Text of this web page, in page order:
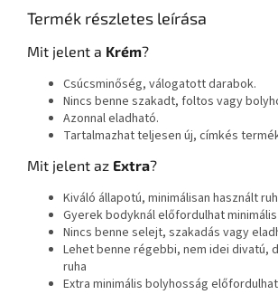
Termék részletes leírása
Mit jelent a Krém?
Csúcsminőség, válogatott darabok.
Nincs benne szakadt, foltos vagy
Azonnal eladható.
Tartalmazhat teljesen új, címkés
Mit jelent az Extra?
Kiváló állapotú, minimálisan használt
Gyerek bodyknál előfordulhat
Nincs benne selejt, szakadás vagy
Lehet benne régebbi, nem idei divatú,
ruha
Extra minimális bolyhosság előfordulhat